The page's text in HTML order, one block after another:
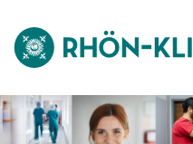
Stellenangebote